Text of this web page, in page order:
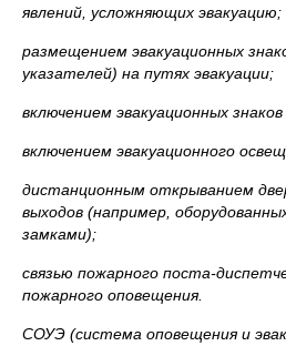
явлений, усложняющих эвакуацию;
размещением эвакуационных
указателей) на путях эвакуации;
включением эвакуационных
включением эвакуационного
дистанционным открыванием
выходов (например,
замками);
связью пожарного
пожарного оповещения.
СОУЭ (система оповещения и